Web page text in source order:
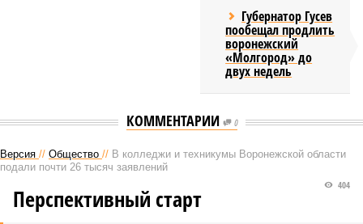
Губернатор Гусев
пообещал продлить
воронежский
«Молгород» до
двух недель
КОММЕНТАРИИ 0
Версия // Общество // В колледжи и техникумы Воронежской области
подали почти 26 тысяч заявлений
404
Перспективный старт